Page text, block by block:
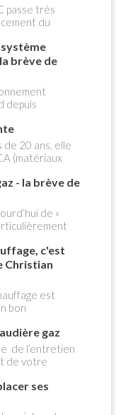
passe très
du
brève de
depuis
Aujourd'hui
explique tout
la nouvelle
"heures
près de 15
de 20 ans, elle
(matériaux
dans notre
Amiante et
Pessey
- la brève de
de «
au profit du
c'est
Christian
est
bon
Mais
un bois de
entrent en
le taux
la saison de
gaz
de l’entretien
de votre
ou un
sont alimentés
vous devez
ses